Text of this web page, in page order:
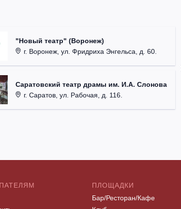
"Новый театр" (Воронеж)
г. Воронеж, ул. Фридриха Энгельса, д. 60.
Саратовский театр драмы им. И.А. Слонова
г. Саратов, ул. Рабочая, д. 116.
ПЛОЩАДКИ
Бар/Ресторан/Кафе